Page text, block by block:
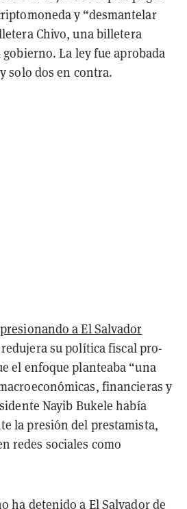
y “desmantelar
Chivo, una billetera
La ley fue aprobada
solo dos en contra.
a El Salvador
su política fiscal pro-
el enfoque planteaba “una
financieras y
Nayib Bukele había
la presión del prestamista,
redes sociales como
ha detenido a El Salvador de